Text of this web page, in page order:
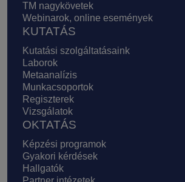
TM nagykövetek
Webinarok, online események
KUTATÁS
Kutatási szolgáltatásaink
Laborok
Metaanalízis
Munkacsoportok
Regiszterek
Vizsgálatok
OKTATÁS
Képzési programok
Gyakori kérdések
Hallgatók